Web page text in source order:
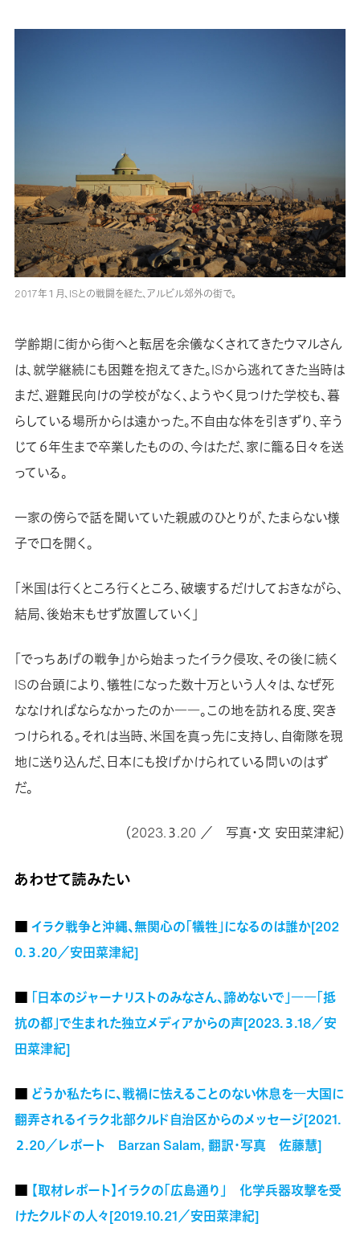
2017年１月、ISとの戦闘を経た、アルビル郊外の街で。
学齢期に街から街へと転居を余儀なくされてきたウマルさん
は、就学継続にも困難を抱えてきた。ISから逃れてきた当時は
まだ、避難民向けの学校がなく、ようやく見つけた学校も、暮
らしている場所からは遠かった。不自由な体を引きずり、辛う
じて６年生まで卒業したものの、今はただ、家に籠る日々を送
っている。
一家の傍らで話を聞いていた親戚のひとりが、たまらない様
子で口を開く。
「米国は行くところ行くところ、破壊するだけしておきながら、
結局、後始末もせず放置していく」
「でっちあげの戦争」から始まったイラク侵攻、その後に続く
ISの台頭により、犠牲になった数十万という人々は、なぜ死
ななければならなかったのか――。この地を訪れる度、突き
つけられる。それは当時、米国を真っ先に支持し、自衛隊を現
地に送り込んだ、日本にも投げかけられている問いのはず
だ。
（2023.３.20 ／ 写真・文 安田菜津紀）
あわせて読みたい
■ イラク戦争と沖縄、無関心の「犠牲」になるのは誰か[202
0.３.20／安田菜津紀]
■ 「日本のジャーナリストのみなさん、諦めないで」――「抵
抗の都」で生まれた独立メディアからの声[2023.３.18／安
田菜津紀]
■ どうか私たちに、戦禍に怯えることのない休息を―大国に
翻弄されるイラク北部クルド自治区からのメッセージ[2021.
２.20／レポート Barzan Salam, 翻訳・写真 佐藤慧]
■ 【取材レポート】イラクの「広島通り」 化学兵器攻撃を受
けたクルドの人々[2019.10.21／安田菜津紀]